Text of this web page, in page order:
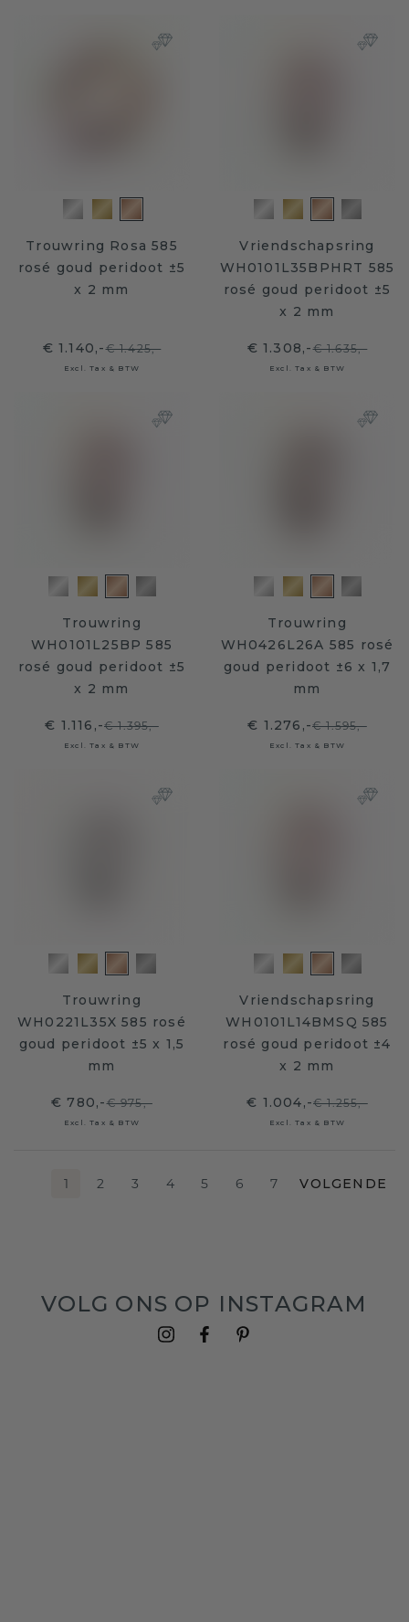
Trouwring Rosa 585
rosé goud peridoot ±5
x 2 mm
€ 1.140,-€ 1.425,-
Excl. Tax & BTW
Vriendschapsring
WH0101L35BPHRT 585
rosé goud peridoot ±5
x 2 mm
€ 1.308,-€ 1.635,-
Excl. Tax & BTW
Trouwring
WH0101L25BP 585
rosé goud peridoot ±5
x 2 mm
€ 1.116,-€ 1.395,-
Excl. Tax & BTW
Trouwring
WH0426L26A 585 rosé
goud peridoot ±6 x 1,7
mm
€ 1.276,-€ 1.595,-
Excl. Tax & BTW
Trouwring
WH0221L35X 585 rosé
goud peridoot ±5 x 1,5
mm
€ 780,-€ 975,-
Excl. Tax & BTW
Vriendschapsring
WH0101L14BMSQ 585
rosé goud peridoot ±4
x 2 mm
€ 1.004,-€ 1.255,-
Excl. Tax & BTW
1 2 3 4 5 6 7 VOLGENDE
VOLG ONS OP INSTAGRAM